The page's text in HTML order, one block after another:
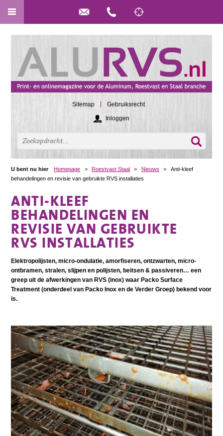
Sitemap
Gebruiksrecht
Inloggen
U bent nu hier Homepage > Roestvast Staal > Nieuws >
Anti-kleef
behandelingen en revisie van gebruikte RVS installaties
ANTI-KLEEF
BEHANDELINGEN EN
REVISIE VAN GEBRUIKTE
RVS INSTALLATIES
Elektropolijsten, micro-ondulatie, amorfiseren, ontzwarten, micro-
ontbramen, stralen, slijpen en polijsten, beitsen & passiveren… een
greep uit de afwerkingen van RVS (inox) waar Packo Surface
Treatment (onderdeel van Packo Inox en de Verder Groep) bekend voor
is.